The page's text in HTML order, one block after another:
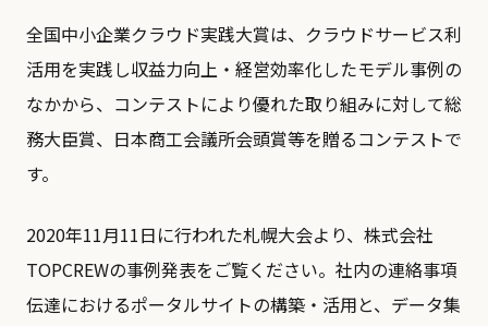
全国中小企業クラウド実践大賞は、クラウドサービス利
活用を実践し収益力向上・経営効率化したモデル事例の
なかから、コンテストにより優れた取り組みに対して総
務大臣賞、日本商工会議所会頭賞等を贈るコンテストで
す。
2020年11月11日に行われた札幌大会より、株式会社
TOPCREWの事例発表をご覧ください。社内の連絡事項
伝達におけるポータルサイトの構築・活用と、データ集